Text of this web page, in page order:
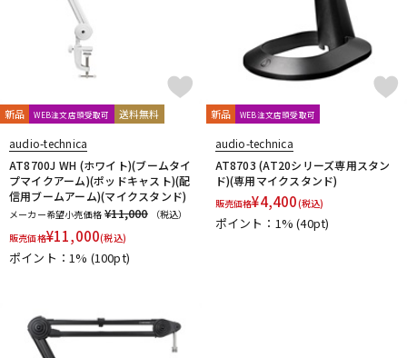
中古 ヴィンテージ
新品 WEB注文店頭受取可 送料無料
audio-technica
AT8700J WH (ホワイト)(ブームタイ
プマイクアーム)(ポッドキャスト)(配
信用ブームアーム)(マイクスタンド)
メーカー希望小売価格 ¥11,000
（税込）
販売価格¥11,000(税込)
ポイント：1% (100pt)
新品 WEB注文店頭受取可
audio-technica
AT8703 (AT20シリーズ専用スタン
ド)(専用マイクスタンド)
販売価格¥4,400(税込)
ポイント：1%(40pt)